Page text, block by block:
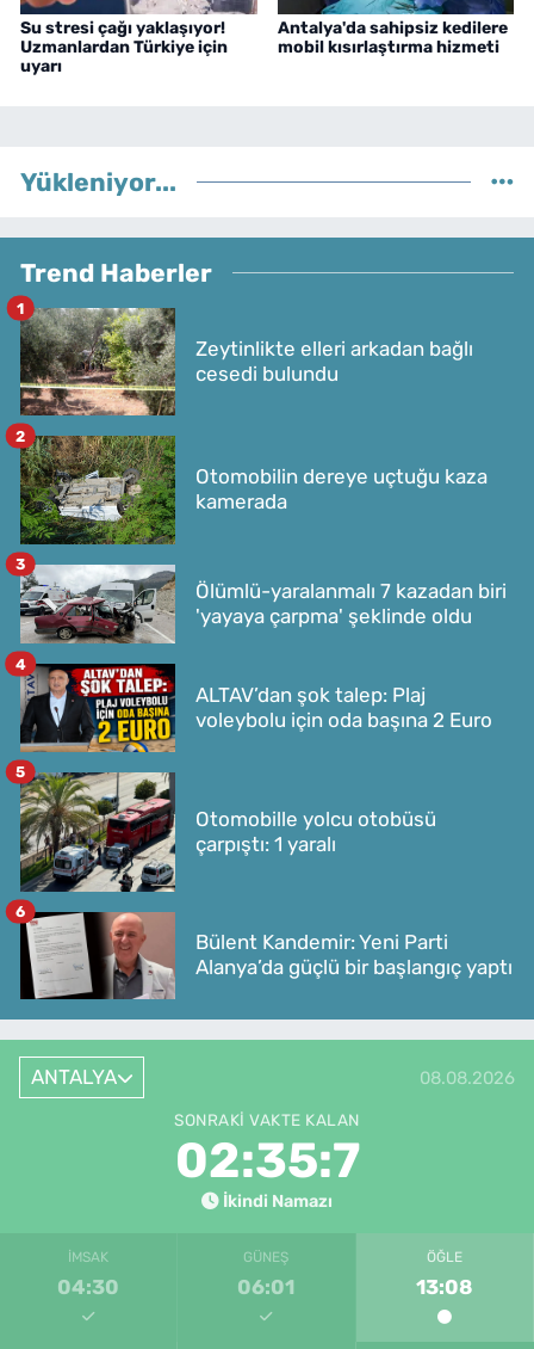
Su stresi çağı yaklaşıyor!
Uzmanlardan Türkiye için
uyarı
Antalya'da sahipsiz kedilere
mobil kısırlaştırma hizmeti
Yükleniyor...
Trend Haberler
Zeytinlikte elleri arkadan bağlı
cesedi bulundu
1
Otomobilin dereye uçtuğu kaza
kamerada
2
Ölümlü-yaralanmalı 7 kazadan biri
'yayaya çarpma' şeklinde oldu
3
ALTAV’dan şok talep: Plaj
voleybolu için oda başına 2 Euro
4
Otomobille yolcu otobüsü
çarpıştı: 1 yaralı
5
Bülent Kandemir: Yeni Parti
Alanya’da güçlü bir başlangıç yaptı
6
ANTALYA 08.08.2026
SONRAKI VAKTE KALAN
02:35:7
İkindi Namazı
İMSAK
04:30
GÜNEŞ
06:01
ÖĞLE
13:08